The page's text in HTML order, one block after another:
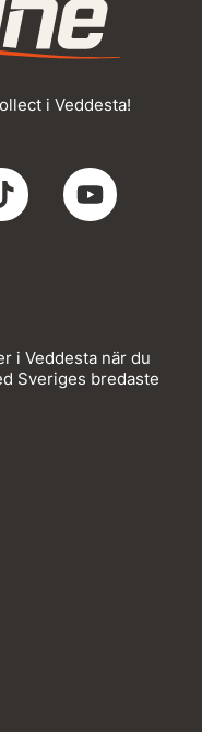
i Veddesta!
i Veddesta när du
Sveriges bredaste